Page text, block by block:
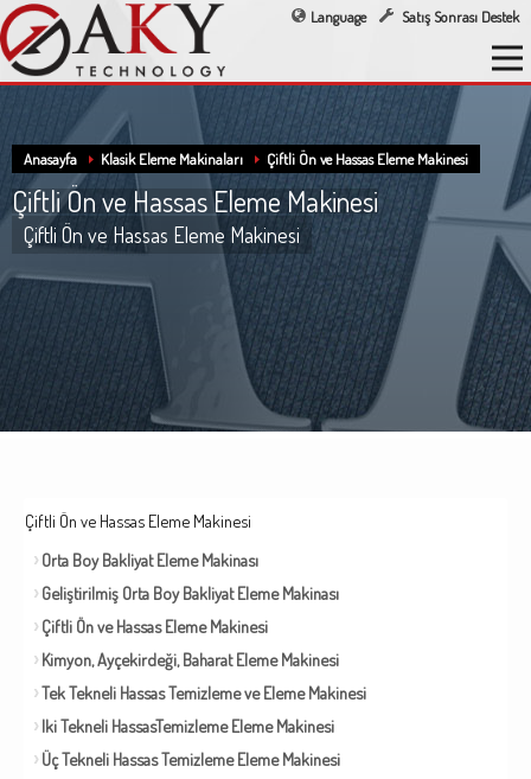
Language Satış Sonrası Destek
Anasayfa Klasik Eleme Makinaları Çiftli Ön ve Hassas Eleme Makinesi
Çiftli Ön ve Hassas Eleme Makinesi
Çiftli Ön ve Hassas Eleme Makinesi
Çiftli Ön ve Hassas Eleme Makinesi
Orta Boy Bakliyat Eleme Makinası
Geliştirilmiş Orta Boy Bakliyat Eleme Makinası
Çiftli Ön ve Hassas Eleme Makinesi
Kimyon, Ayçekirdeği, Baharat Eleme Makinesi
Tek Tekneli Hassas Temizleme ve Eleme Makinesi
Iki Tekneli HassasTemizleme Eleme Makinesi
Üç Tekneli Hassas Temizleme Eleme Makinesi